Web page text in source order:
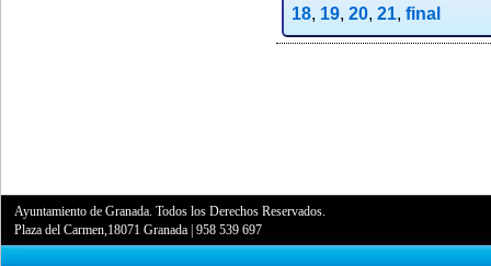
18, 19, 20, 21, final
Ayuntamiento de Granada. Todos los Derechos Reservados.
Plaza del Carmen,18071 Granada |958 539 697